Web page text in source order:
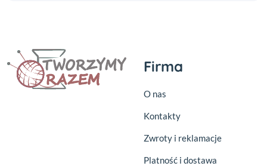
Firma
O nas
Kontakty
Zwroty i reklamacje
Platność i dostawa